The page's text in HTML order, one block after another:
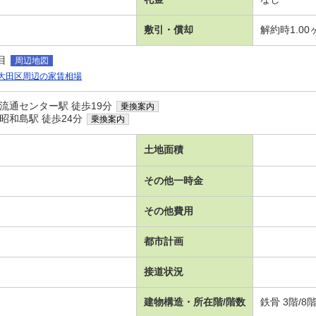
敷引・償却 解約時1.00
周辺地図
田区周辺の家賃相場
通センター駅 徒歩19分 乗換案内
和島駅 徒歩24分 乗換案内
土地面積
その他一時金
その他費用
都市計画
接道状況
建物構造・所在階/階数 鉄骨 3階/8